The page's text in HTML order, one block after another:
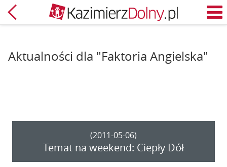
Powrót
Aktualności dla "Faktoria Angielska"
(2011-05-06)
Temat na weekend: Ciepły Dół